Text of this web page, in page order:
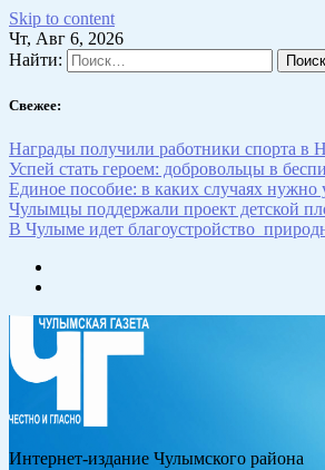
Skip to content
Чт, Авг 6, 2026
Найти:
Свежее:
Награды получили работники спорта в
Успей стать героем: добровольцы в
Единое пособие: в каких случаях
Чулымцы поддержали проект детской
В Чулыме идет благоустройство
Интернет-издание Чулымского района